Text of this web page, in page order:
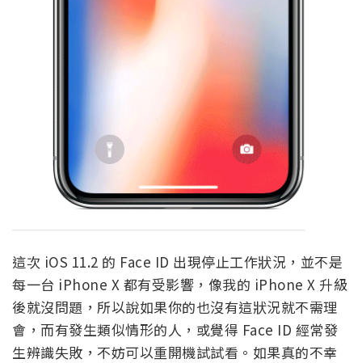
這次 iOS 11.2 的 Face ID 出現停止工作狀況，並不是
每一台 iPhone X 都有受影響，像我的 iPhone X 升級
後就沒問題，所以說如果你的也沒有這狀況就不需理
會，而有發生類似情形的人，或覺得 Face ID 經常發
生辨識失敗，不妨可以重開機試試看。如果真的不幸